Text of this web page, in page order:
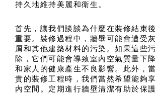
持久地維持美麗和衛生。
首先，讓我們談談為什麼在裝修結束
重要。裝修過程中，牆壁可能會遭受
屑和其他建築材料的污染。如果這些
除，它們可能會導致室內空氣質量下
和家人的健康產生不良影響。此外，
貴的裝修工程時，我們當然希望能夠
內空間。定期進行牆壁清潔有助於保